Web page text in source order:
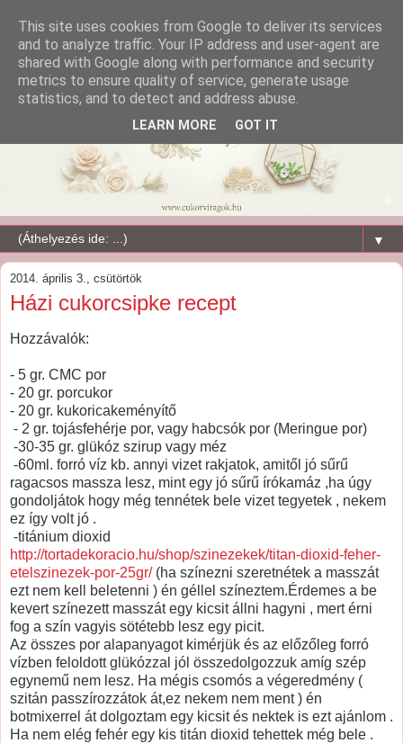
▼
2014. április 3., csütörtök
Házi cukorcsipke recept
Hozzávalók:
- 5 gr. CMC por
- 20 gr. porcukor
- 20 gr. kukoricakeményítő
- 2 gr. tojásfehérje por, vagy habcsók por (Meringue por)
-30-35 gr. glükóz szirup vagy méz
-60ml. forró víz kb. annyi vizet rakjatok, amitől jó sűrű
ragacsos massza lesz, mint egy jó sűrű írókamáz ,ha úgy
gondoljátok hogy még tennétek bele vizet tegyetek , nekem
ez így volt jó .
-titánium dioxid
http://tortadekoracio.hu/shop/szinezekek/titan-dioxid-feher-
etelszinezek-por-25gr/(ha színezni szeretnétek a masszát
ezt nem kell beletenni ) én géllel színeztem.Érdemes a be
kevert színezett masszát egy kicsit állni hagyni , mert érni
fog a szín vagyis sötétebb lesz egy picit.
Az összes por alapanyagot kimérjük és az előzőleg forró
vízben feloldott glükózzal jól összedolgozzuk amíg szép
egynemű nem lesz. Ha mégis csomós a végeredmény (
szitán passzírozzátok át,ez nekem nem ment ) én
botmixerrel át dolgoztam egy kicsit és nektek is ezt ajánlom .
Ha nem elég fehér egy kis titán dioxid tehettek még bele .
This site uses cookies from Google to deliver its services
and to analyze traffic. Your IP address and user-agent are
shared with Google along with performance and security
metrics to ensure quality of service, generate usage
statistics, and to detect and address abuse.
LEARN MORE GOT IT